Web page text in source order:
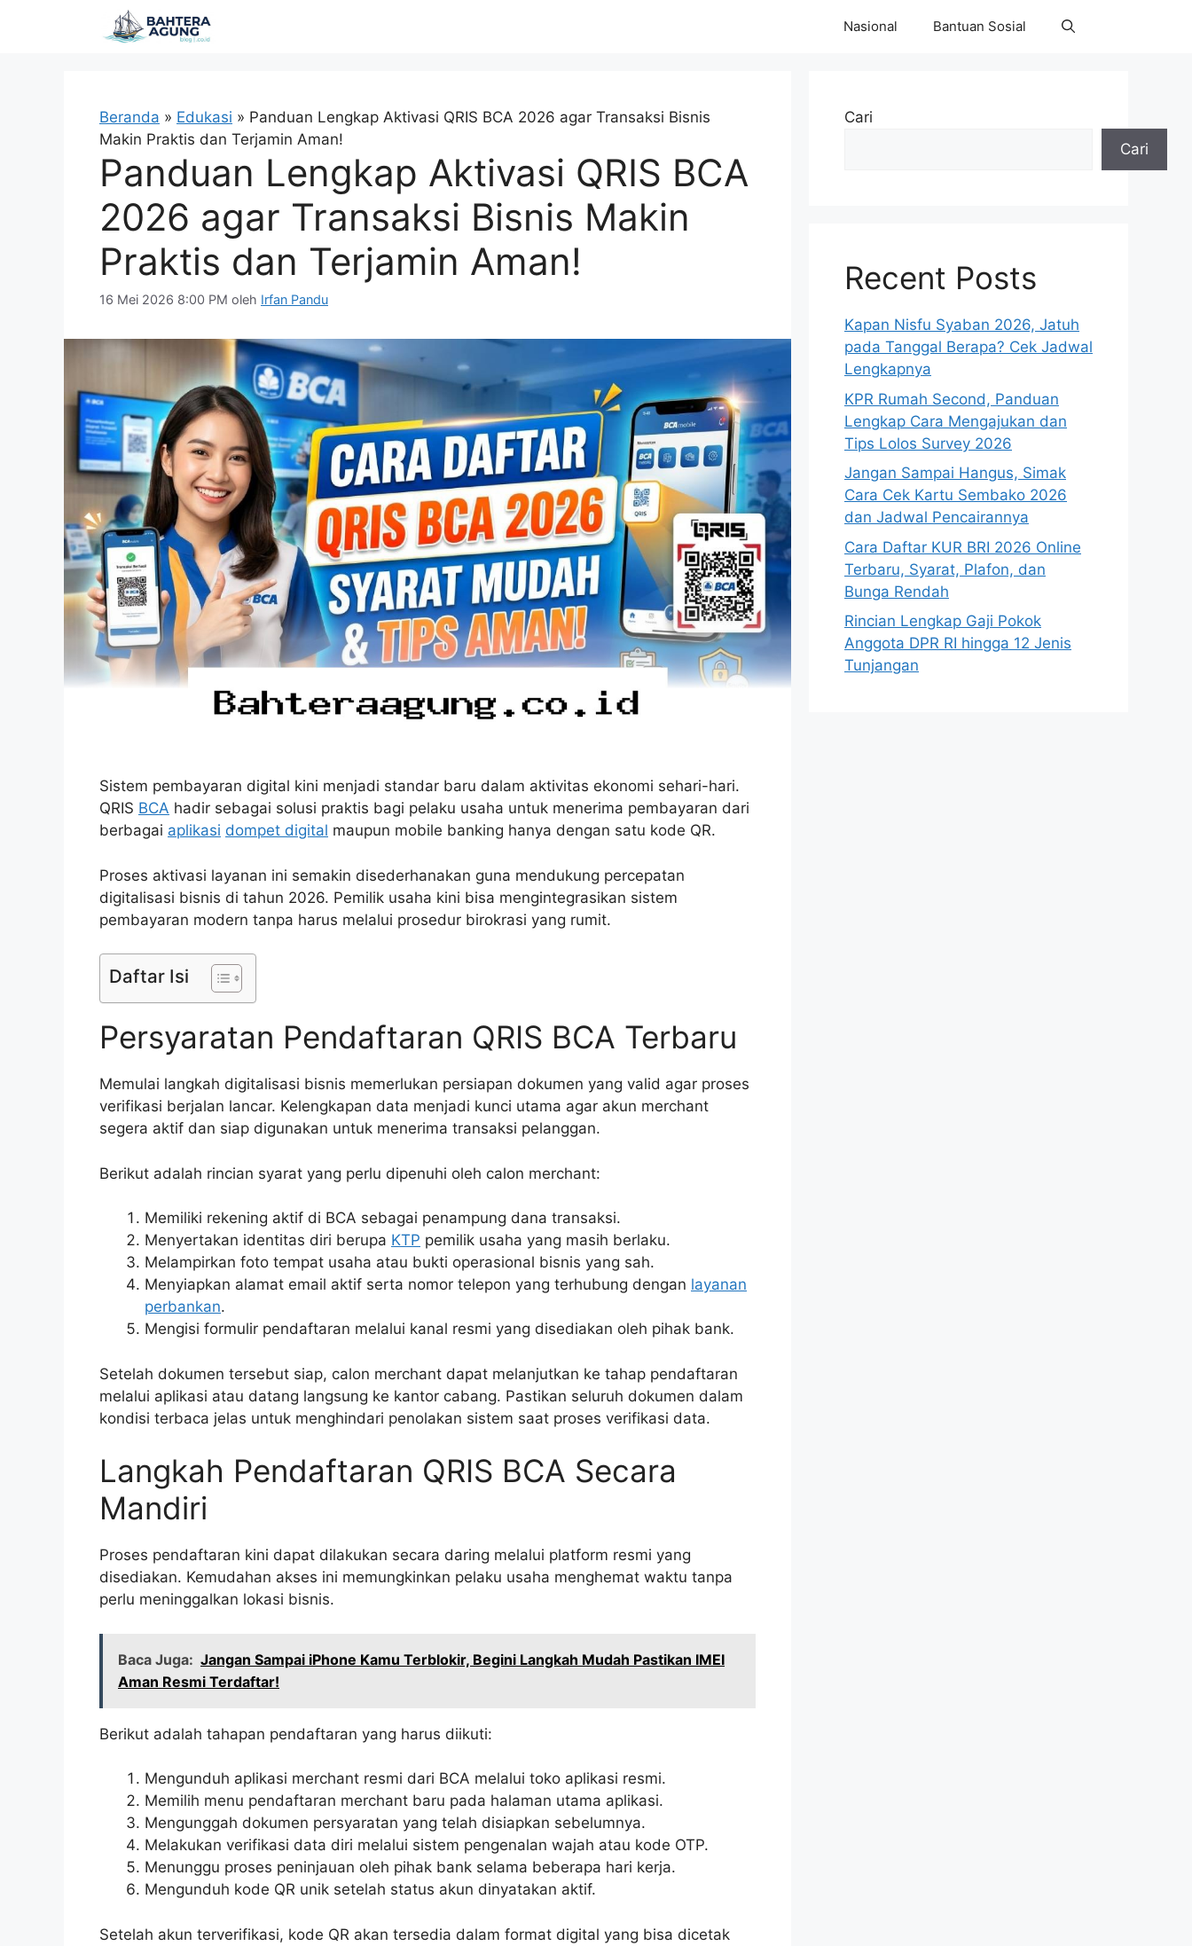
Nasional Bantuan Sosial
Beranda » Edukasi » Panduan Lengkap Aktivasi QRIS BCA 2026 agar Transaksi Bisnis
Makin Praktis dan Terjamin Aman!
Panduan Lengkap Aktivasi QRIS BCA
2026 agar Transaksi Bisnis Makin
Praktis dan Terjamin Aman!
16 Mei 2026 8:00 PM oleh Irfan Pandu
Sistem pembayaran digital kini menjadi standar baru dalam aktivitas ekonomi sehari-hari.
QRIS BCA hadir sebagai solusi praktis bagi pelaku usaha untuk menerima pembayaran dari
berbagai aplikasi dompet digital maupun mobile banking hanya dengan satu kode QR.
Proses aktivasi layanan ini semakin disederhanakan guna mendukung percepatan
digitalisasi bisnis di tahun 2026. Pemilik usaha kini bisa mengintegrasikan sistem
pembayaran modern tanpa harus melalui prosedur birokrasi yang rumit.
Daftar Isi
Persyaratan Pendaftaran QRIS BCA Terbaru
Memulai langkah digitalisasi bisnis memerlukan persiapan dokumen yang valid agar proses
verifikasi berjalan lancar. Kelengkapan data menjadi kunci utama agar akun merchant
segera aktif dan siap digunakan untuk menerima transaksi pelanggan.
Berikut adalah rincian syarat yang perlu dipenuhi oleh calon merchant:
Memiliki rekening aktif di BCA sebagai penampung dana transaksi.
Menyertakan identitas diri berupa KTP pemilik usaha yang masih berlaku.
Melampirkan foto tempat usaha atau bukti operasional bisnis yang sah.
Menyiapkan alamat email aktif serta nomor telepon yang terhubung dengan layanan
perbankan.
Mengisi formulir pendaftaran melalui kanal resmi yang disediakan oleh pihak bank.
Setelah dokumen tersebut siap, calon merchant dapat melanjutkan ke tahap pendaftaran
melalui aplikasi atau datang langsung ke kantor cabang. Pastikan seluruh dokumen dalam
kondisi terbaca jelas untuk menghindari penolakan sistem saat proses verifikasi data.
Langkah Pendaftaran QRIS BCA Secara
Mandiri
Proses pendaftaran kini dapat dilakukan secara daring melalui platform resmi yang
disediakan. Kemudahan akses ini memungkinkan pelaku usaha menghemat waktu tanpa
perlu meninggalkan lokasi bisnis.
Baca Juga: Jangan Sampai iPhone Kamu Terblokir, Begini Langkah Mudah Pastikan IMEI
Aman Resmi Terdaftar!
Berikut adalah tahapan pendaftaran yang harus diikuti:
Mengunduh aplikasi merchant resmi dari BCA melalui toko aplikasi resmi.
Memilih menu pendaftaran merchant baru pada halaman utama aplikasi.
Mengunggah dokumen persyaratan yang telah disiapkan sebelumnya.
Melakukan verifikasi data diri melalui sistem pengenalan wajah atau kode OTP.
Menunggu proses peninjauan oleh pihak bank selama beberapa hari kerja.
Mengunduh kode QR unik setelah status akun dinyatakan aktif.
Setelah akun terverifikasi, kode QR akan tersedia dalam format digital yang bisa dicetak
Cari
Cari
Recent Posts
Kapan Nisfu Syaban 2026, Jatuh
pada Tanggal Berapa? Cek Jadwal
Lengkapnya
KPR Rumah Second, Panduan
Lengkap Cara Mengajukan dan
Tips Lolos Survey 2026
Jangan Sampai Hangus, Simak
Cara Cek Kartu Sembako 2026
dan Jadwal Pencairannya
Cara Daftar KUR BRI 2026 Online
Terbaru, Syarat, Plafon, dan
Bunga Rendah
Rincian Lengkap Gaji Pokok
Anggota DPR RI hingga 12 Jenis
Tunjangan